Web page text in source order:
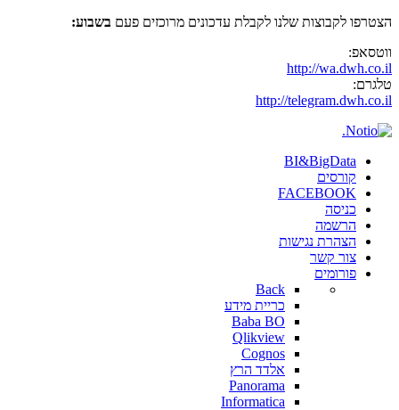
הצטרפו לקבוצות שלנו לקבלת עדכונים מרוכזים פעם בשבוע:
ווטסאפ:
http://wa.dwh.co.il
טלגרם:
http://telegram.dwh.co.il
BI&BigData
קורסים
FACEBOOK
כניסה
הרשמה
הצהרת נגישות
צור קשר
פורומים
Back
כריית מידע
Baba BO
Qlikview
Cognos
אלדד הרץ
Panorama
Informatica